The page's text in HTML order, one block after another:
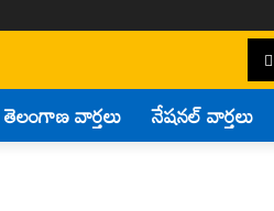
తెలంగాణ వార్తలు నేషనల్ వార్తలు